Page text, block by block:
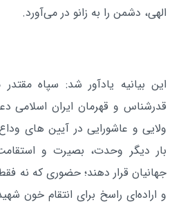
الهی، دشمن را به زانو در می‌آورد.
این بیانیه یادآور شد: سپاه
قدرشناس و قهرمان ایران اسلامی
ولایی و عاشورایی در آیین های
بار دیگر وحدت، بصیرت و
جهانیان قرار دهند؛ حضوری که نه
و اراده‌ای راسخ برای انتقام خون